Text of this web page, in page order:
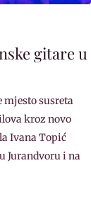
gitare u
mjesto susreta
kroz novo
Ivana Topić
Jurandvoru i na